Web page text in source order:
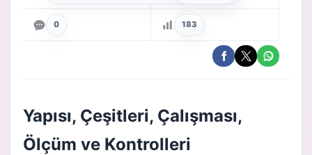
0 183
Yapısı, Çeşitleri, Çalışması,
Ölçüm ve Kontrolleri